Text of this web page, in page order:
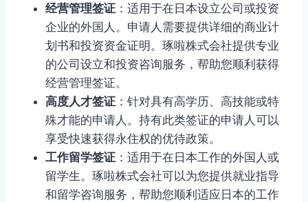
经营管理签证 ：适用于在日本设立公司或投资
企业的外国人。申请人需要提供详细的商业计
划书和投资资金证明。琢啦株式会社提供专业
的公司设立和投资咨询服务，帮助您顺利获得
经营管理签证。
高度人才签证 ：针对具有高学历、高技能或特
殊才能的申请人。持有此类签证的申请人可以
享受快速获得永住权的优待政策。
工作留学签证 ：适用于在日本工作的外国人或
留学生。琢啦株式会社可以为您提供就业指导
和留学咨询服务，帮助您顺利适应日本的工作